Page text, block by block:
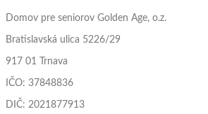
Domov pre seniorov Golden Age, o.z.
Bratislavská ulica 5226/29
917 01 Trnava
IČO: 37848836
DIČ: 2021877913